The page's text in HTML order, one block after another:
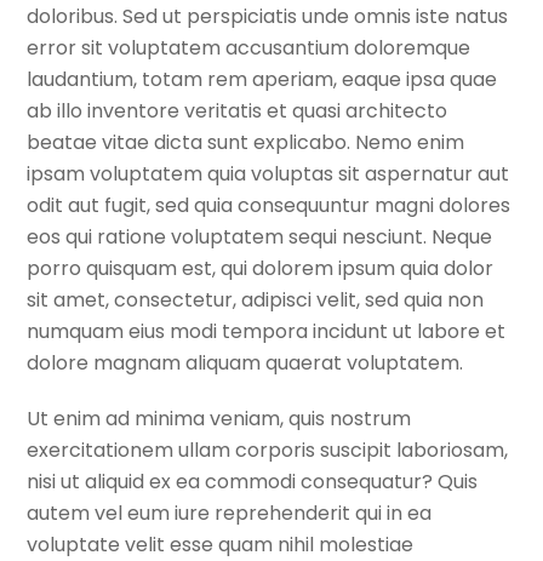
doloribus. Sed ut perspiciatis unde omnis iste natus
error sit voluptatem accusantium doloremque
laudantium, totam rem aperiam, eaque ipsa quae
ab illo inventore veritatis et quasi architecto
beatae vitae dicta sunt explicabo. Nemo enim
ipsam voluptatem quia voluptas sit aspernatur aut
odit aut fugit, sed quia consequuntur magni dolores
eos qui ratione voluptatem sequi nesciunt. Neque
porro quisquam est, qui dolorem ipsum quia dolor
sit amet, consectetur, adipisci velit, sed quia non
numquam eius modi tempora incidunt ut labore et
dolore magnam aliquam quaerat voluptatem.
Ut enim ad minima veniam, quis nostrum
exercitationem ullam corporis suscipit laboriosam,
nisi ut aliquid ex ea commodi consequatur? Quis
autem vel eum iure reprehenderit qui in ea
voluptate velit esse quam nihil molestiae